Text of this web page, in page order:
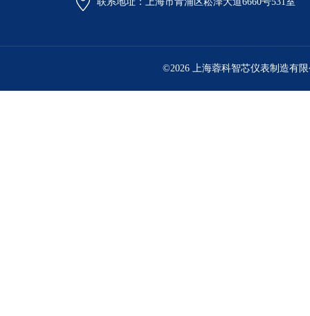
©2026 上海蓉科智芯仪表制造有